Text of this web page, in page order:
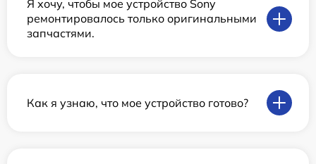
Я хочу, чтобы мое устройство Sony
ремонтировалось только оригинальными
запчастями.
Как я узнаю, что мое устройство готово?